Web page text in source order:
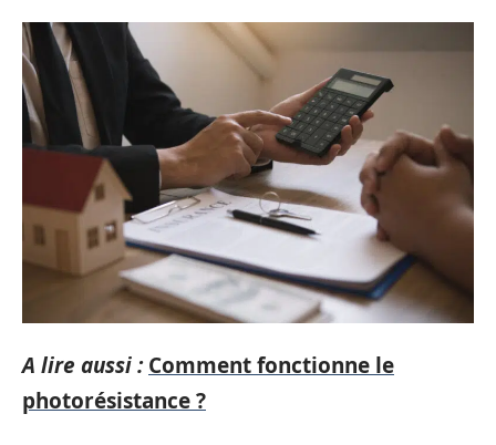
A lire aussi : Comment fonctionne le
photorésistance ?